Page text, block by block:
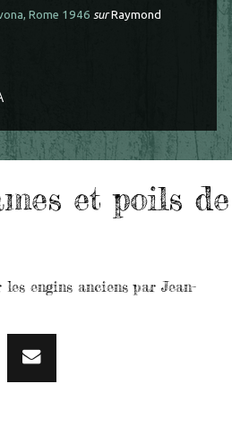
Rome 1946 surRaymond
et poils de
engins anciens par Jean-